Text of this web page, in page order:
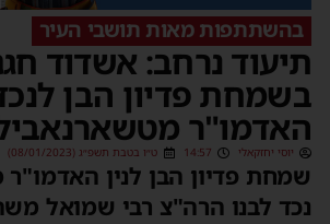
בהשתתפות מאות תושבי העיר
תיעוד נרחב: אשדוד
בשמחת פדיון הבן
האדמו"ר
יוסי יחזקאלי 14:57 ט״ו בטבת תשפ״ג (08/01/2023)
שמחת פדיון הבן לנין
נכד לבנו הרה"צ רבי שמואל